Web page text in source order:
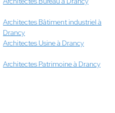
Architectes Bâtiment industriel à
Drancy
Architectes Usine à Drancy
Architectes Patrimoine à Drancy